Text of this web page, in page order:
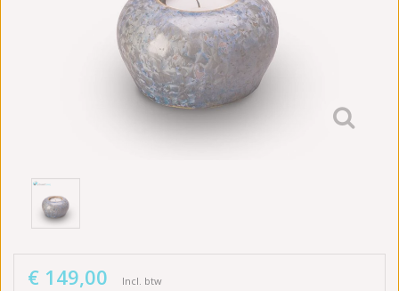
€ 149,00 Incl. btw